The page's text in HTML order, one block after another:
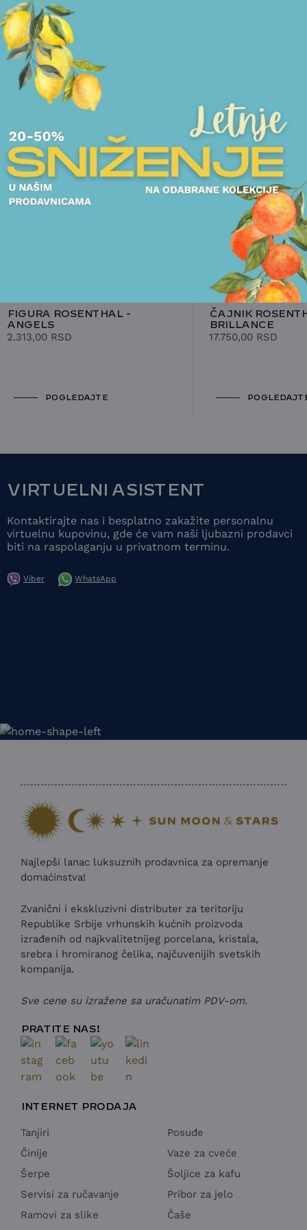
POGLEDAJTE
POGLEDAJTE I DRUGE PROIZVODE OVOG BRENDA
FIGURA ROSENTHAL -
ANGELS
2.313,00 RSD
POGLEDAJTE
ČAJNICI
ČAJNIK
BRILLANCE
17.750,00 RSD
VIRTUELNI ASISTENT
Kontaktirajte nas i besplatno zakažite personalnu
virtuelnu kupovinu, gde će vam naši ljubazni prodavci
biti na raspolaganju u privatnom terminu.
Viber WhatsApp
Najlepši lanac luksuznih prodavnica za opremanje
domaćinstva!
Zvanični i ekskluzivni distributer za teritoriju
Republike Srbije vrhunskih kućnih proizvoda
izrađenih od najkvalitetnijeg porcelana, kristala,
srebra i hromiranog čelika, najčuvenijih svetskih
kompanija.
Sve cene su izražene sa uračunatim PDV-om.
PRATITE NAS!
INTERNET PRODAJA
Tanjiri
Činije
Šerpe
Servisi za ručavanje
Ramovi za slike
Posuđe
Vaze za cveće
Šoljice za kafu
Pribor za jelo
Čaše